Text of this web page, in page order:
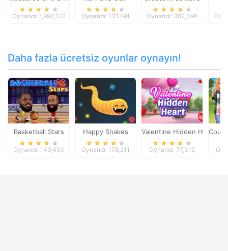
Oynandı: 1,994,172 Oynandı: 131,198 Oynandı: 362,096
Daha fazla ücretsiz oyunlar oynayın!
Basketball Stars
Oynandı: 149,453
Happy Snakes
Oynandı: 178,211
Valentine Hidden Heart
Oynandı: 77,312